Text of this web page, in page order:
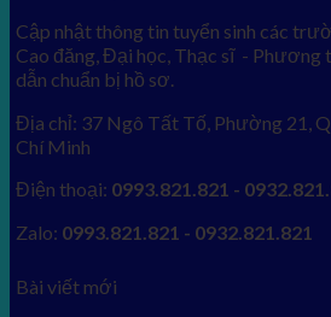
Cập nhật thông tin tuyển sinh các
Cao đăng, Đại học, Thạc sĩ -
dẫn chuẩn bị hồ sơ.
Địa chỉ: 37 Ngô Tất Tố, Phường 21,
Chí Minh
Điện thoại: 0993.821.821 -
Zalo: 0993.821.821 - 0932.821.821
Bài viết mới